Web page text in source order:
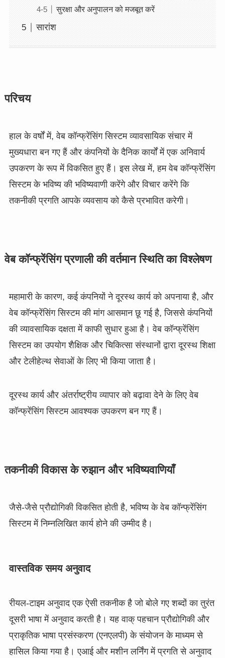
सुरक्षा और अनुपालन को मजबूत करें
सारांश
परिचय
हाल के वर्षों में, वेब कॉन्फ्रेंसिंग सिस्टम व्यावसायिक संचार में
मुख्यधारा बन गए हैं और कंपनियों के दैनिक कार्यों में एक अनिवार्य
उपकरण के रूप में विकसित हुए हैं। इस लेख में, हम वेब कॉन्फ्रेंसिंग
सिस्टम के भविष्य की भविष्यवाणी करेंगे और विचार करेंगे कि
तकनीकी प्रगति आपके व्यवसाय को कैसे प्रभावित करेगी।
वेब कॉन्फ्रेंसिंग प्रणाली की वर्तमान स्थिति का विश्लेषण
महामारी के कारण, कई कंपनियों ने दूरस्थ कार्य को अपनाया है, और
वेब कॉन्फ्रेंसिंग सिस्टम की मांग आसमान छू गई है, जिससे कंपनियों
की व्यावसायिक दक्षता में काफी सुधार हुआ है। वेब कॉन्फ्रेंसिंग
सिस्टम का उपयोग शैक्षिक और चिकित्सा संस्थानों द्वारा दूरस्थ शिक्षा
और टेलीहेल्थ सेवाओं के लिए भी किया जाता है।
दूरस्थ कार्य और अंतर्राष्ट्रीय व्यापार को बढ़ावा देने के लिए वेब
कॉन्फ्रेंसिंग सिस्टम आवश्यक उपकरण बन गए हैं।
तकनीकी विकास के रुझान और भविष्यवाणियाँ
जैसे-जैसे प्रौद्योगिकी विकसित होती है, भविष्य के वेब कॉन्फ्रेंसिंग
सिस्टम में निम्नलिखित कार्य होने की उम्मीद है।
वास्तविक समय अनुवाद
रीयल-टाइम अनुवाद एक ऐसी तकनीक है जो बोले गए शब्दों का तुरंत
दूसरी भाषा में अनुवाद करती है। यह वाक् पहचान प्रौद्योगिकी और
प्राकृतिक भाषा प्रसंस्करण (एनएलपी) के संयोजन के माध्यम से
हासिल किया गया है। एआई और मशीन लर्निंग में प्रगति से अनुवाद